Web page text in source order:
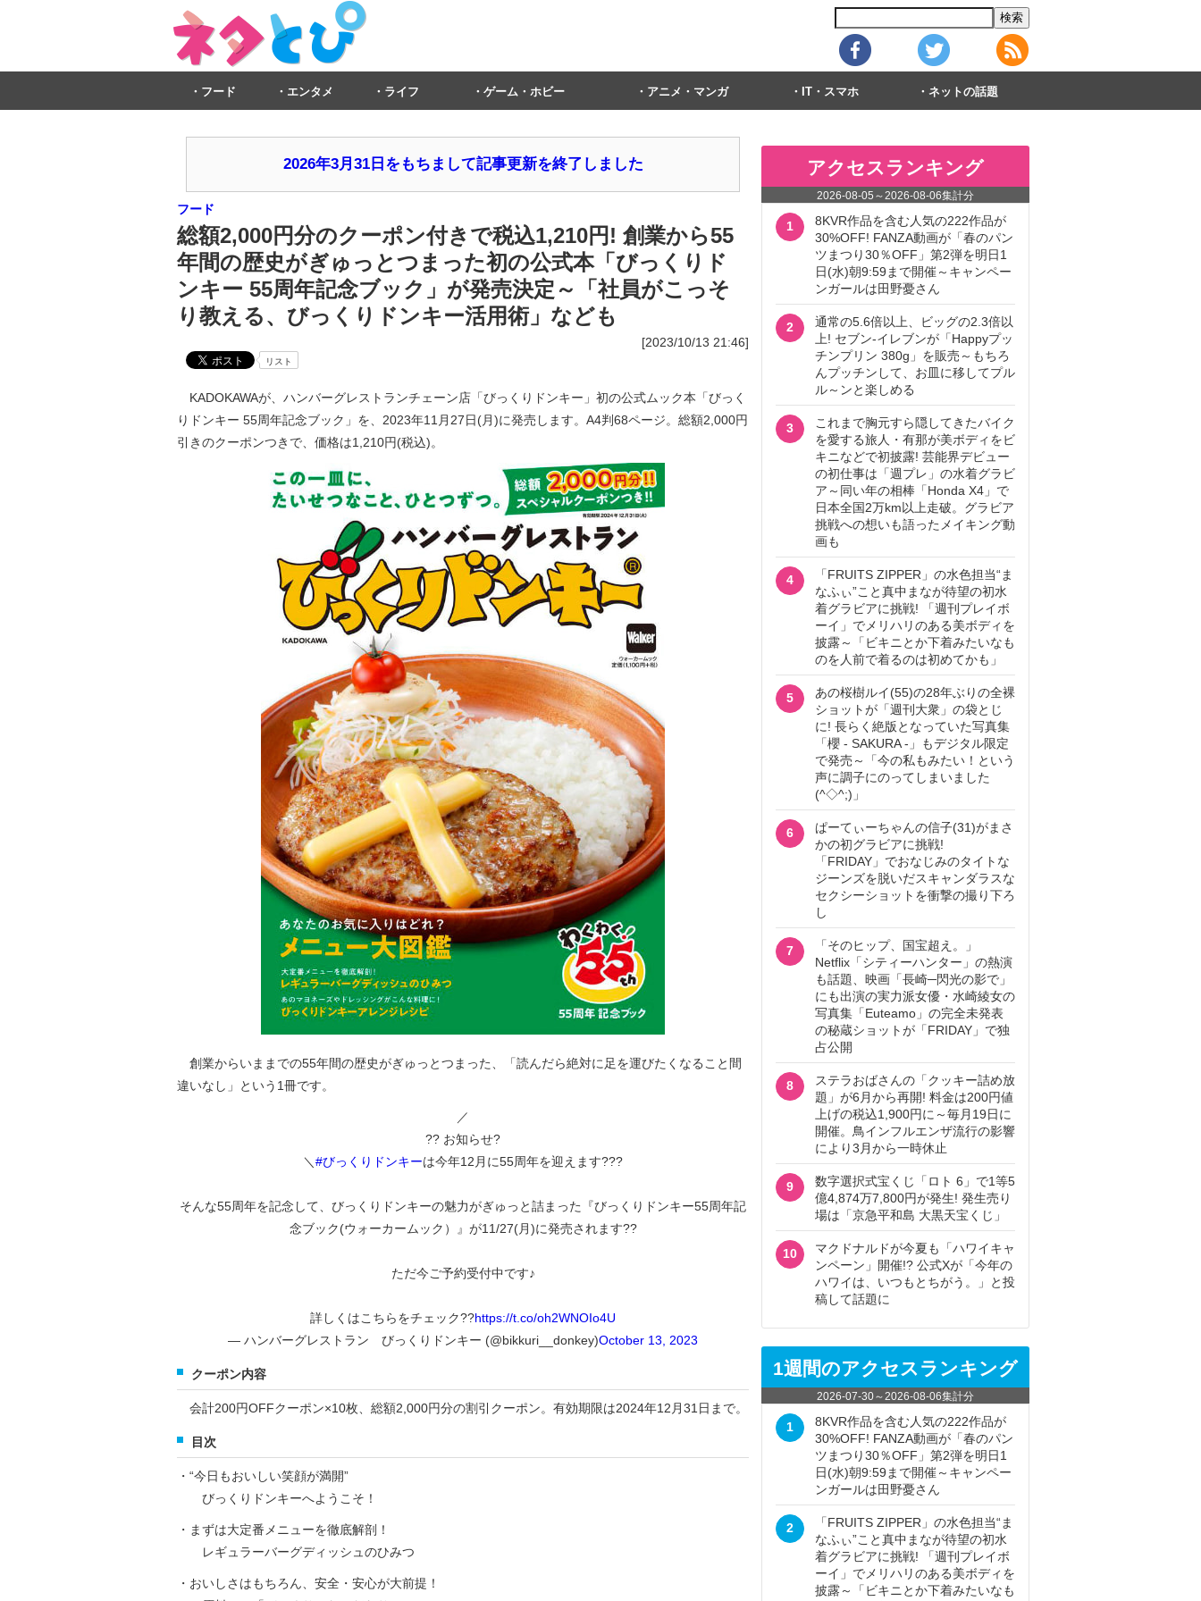
フード エンタメ ライフ ゲーム・ホビー アニメ・マンガ IT・スマホ ネットの話題
2026年3月31日をもちまして記事更新を終了しました
フード
総額2,000円分のクーポン付きで税込1,210円! 創業から55
年間の歴史がぎゅっとつまった初の公式本「びっくりド
ンキー 55周年記念ブック」が発売決定～「社員がこっそ
り教える、びっくりドンキー活用術」なども
[2023/10/13 21:46]
リスト
KADOKAWAが、ハンバーグレストランチェーン店「びっくりドンキー」初の公式ムック本「びっく
りドンキー 55周年記念ブック」を、2023年11月27日(月)に発売します。A4判68ページ。総額2,000円
引きのクーポンつきで、価格は1,210円(税込)。
創業からいままでの55年間の歴史がぎゅっとつまった、「読んだら絶対に足を運びたくなること間
違いなし」という1冊です。
／
?? お知らせ?
＼ #びっくりドンキーは今年12月に55周年を迎えます???
そんな55周年を記念して、びっくりドンキーの魅力がぎゅっと詰まった『びっくりドンキー55周年記
念ブック(ウォーカームック）』が11/27(月)に発売されます??
ただ今ご予約受付中です♪
詳しくはこちらをチェック??https://t.co/oh2WNOIo4U
— ハンバーグレストラン びっくりドンキー (@bikkuri__donkey)October 13, 2023
クーポン内容
会計200円OFFクーポン×10枚、総額2,000円分の割引クーポン。有効期限は2024年12月31日まで。
目次
・“今日もおいしい笑顔が満開”
びっくりドンキーへようこそ！
・まずは大定番メニューを徹底解剖！
レギュラーバーグディッシュのひみつ
・おいしさはもちろん、安全・安心が大前提！
アクセスランキング
2026-08-05 ～2026-08-06集計分
1
8KVR作品を含む人気の222作品が
30%OFF! FANZA動画が「春のパン
ツまつり30％OFF」第2弾を明日1
日(水)朝9:59まで開催～キャンペー
ンガールは田野憂さん
2
通常の5.6倍以上、ビッグの2.3倍以
上! セブン‐イレブンが「Happyプッ
チンプリン 380g」を販売～もちろ
んプッチンして、お皿に移してプル
ル～ンと楽しめる
3
これまで胸元すら隠してきたバイク
を愛する旅人・有那が美ボディをビ
キニなどで初披露! 芸能界デビュー
の初仕事は「週プレ」の水着グラビ
ア～同い年の相棒「Honda X4」で
日本全国2万km以上走破。グラビア
挑戦への想いも語ったメイキング動
画も
4
「FRUITS ZIPPER」の水色担当“ま
なふぃ”こと真中まなが待望の初水
着グラビアに挑戦! 「週刊プレイボ
ーイ」でメリハリのある美ボディを
披露～「ビキニとか下着みたいなも
のを人前で着るのは初めてかも」
5
あの桜樹ルイ(55)の28年ぶりの全裸
ショットが「週刊大衆」の袋とじ
に! 長らく絶版となっていた写真集
「櫻 - SAKURA -」もデジタル限定
で発売～「今の私もみたい！という
声に調子にのってしまいました
(^◇^;)」
6
ぱーてぃーちゃんの信子(31)がまさ
かの初グラビアに挑戦!
「FRIDAY」でおなじみのタイトな
ジーンズを脱いだスキャンダラスな
セクシーショットを衝撃の撮り下ろ
し
7
「そのヒップ、国宝超え。」
Netflix「シティーハンター」の熱演
も話題、映画「長崎─閃光の影で」
にも出演の実力派女優・水崎綾女の
写真集「Euteamo」の完全未発表
の秘蔵ショットが「FRIDAY」で独
占公開
8
ステラおばさんの「クッキー詰め放
題」が6月から再開! 料金は200円値
上げの税込1,900円に～毎月19日に
開催。鳥インフルエンザ流行の影響
により3月から一時休止
9
数字選択式宝くじ「ロト 6」で1等5
億4,874万7,800円が発生! 発生売り
場は「京急平和島 大黒天宝くじ」
10
マクドナルドが今夏も「ハワイキャ
ンペーン」開催!? 公式Xが「今年の
ハワイは、いつもとちがう。」と投
稿して話題に
1週間のアクセスランキング
2026-07-30～2026-08-06集計分
1
8KVR作品を含む人気の222作品が
30%OFF! FANZA動画が「春のパン
ツまつり30％OFF」第2弾を明日1
日(水)朝9:59まで開催～キャンペー
ンガールは田野憂さん
2
「FRUITS ZIPPER」の水色担当“ま
なふぃ”こと真中まなが待望の初水
着グラビアに挑戦! 「週刊プレイボ
ーイ」でメリハリのある美ボディを
披露～「ビキニとか下着みたいなも